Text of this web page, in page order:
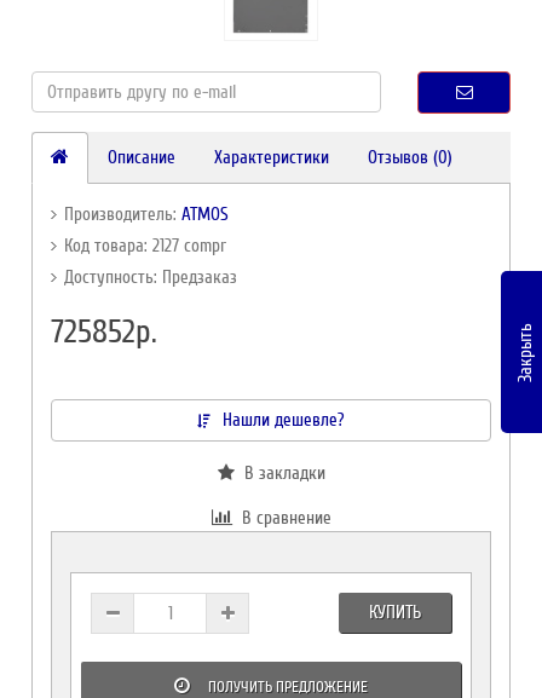
Описание Характеристики Отзывов (0)
Производитель:ATMOS
Код товара: 2127 compr
Доступность: Предзаказ
725852р.
Нашли дешевле?
В закладки
В сравнение
КУПИТЬ
ПОЛУЧИТЬ ПРЕДЛОЖЕНИЕ
Закрыть